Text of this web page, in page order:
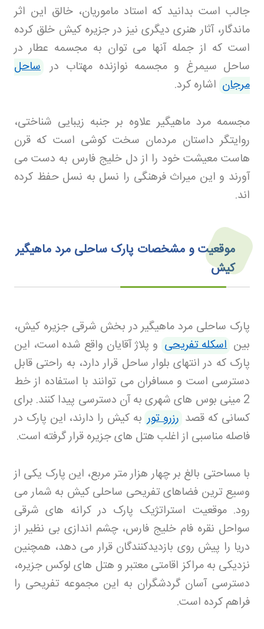
جالب است بدانید که استاد ماموریان، خالق این اثر
ماندگار، آثار هنری دیگری نیز در جزیره کیش خلق کرده
است که از جمله آنها می توان به مجسمه عطار در
ساحل سیمرغ و مجسمه نوازنده مهتاب در ساحل
مرجان اشاره کرد.
مجسمه مرد ماهیگیر علاوه بر جنبه زیبایی شناختی،
روایتگر داستان مردمان سخت کوشی است که قرن
هاست معیشت خود را از دل خلیج فارس به دست می
آورند و این میراث فرهنگی را نسل به نسل حفظ کرده
اند.
موقعیت و مشخصات پارک ساحلی مرد ماهیگیر
کیش
پارک ساحلی مرد ماهیگیر در بخش شرقی جزیره کیش،
بین اسکله تفریحی و پلاژ آقایان واقع شده است، این
پارک که در انتهای بلوار ساحل قرار دارد، به راحتی قابل
دسترسی است و مسافران می توانند با استفاده از خط
2 مینی بوس های شهری به آن دسترسی پیدا کنند. برای
کسانی که قصد رزرو تور به کیش را دارند، این پارک در
فاصله مناسبی از اغلب هتل های جزیره قرار گرفته است.
با مساحتی بالغ بر چهار هزار متر مربع، این پارک یکی از
وسیع ترین فضاهای تفریحی ساحلی کیش به شمار می
رود. موقعیت استراتژیک پارک در کرانه های شرقی
سواحل نقره فام خلیج فارس، چشم اندازی بی نظیر از
دریا را پیش روی بازدیدکنندگان قرار می دهد، همچنین
نزدیکی به مراکز اقامتی معتبر و هتل های لوکس جزیره،
دسترسی آسان گردشگران به این مجموعه تفریحی را
فراهم کرده است.